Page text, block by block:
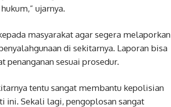
ujarnya.
masyarakat agar segera melaporkan
di sekitarnya. Laporan bisa
sesuai prosedur.
tentu sangat membantu kepolisian
ini. Sekali lagi, pengoplosan sangat